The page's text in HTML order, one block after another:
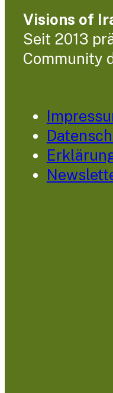
Visions of
Seit 2013
Community